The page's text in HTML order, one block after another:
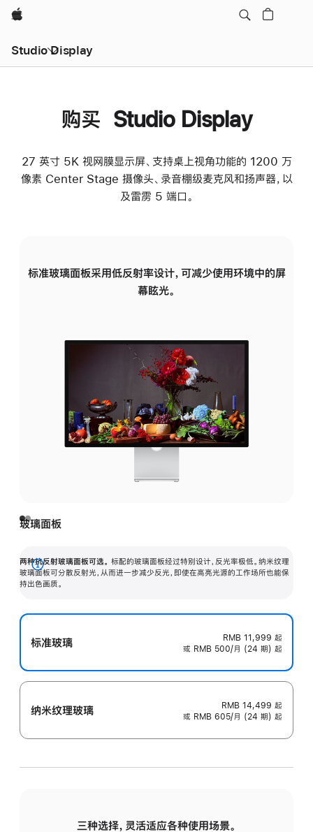
Apple
Studio Display
购买 Studio Display
27 英寸 5K 视网膜显示屏、支持桌上视角功能的 1200 万
像素 Center Stage 摄像头、录音棚级麦克风和扬声器，以
及雷雳 5 端口。
标准玻璃面板采用低反射率设计，可减少使用环境中的屏
幕眩光。
玻璃面板
两种抗反射玻璃面板可选。 标配的玻璃面板经过特别设计，反光率极低。纳米纹理
玻璃面板可分散反射光，从而进一步减少反光，即使在高亮光源的工作场所也能保
持出色画质。
展
开
标准玻璃 RMB 11,999 起
或 RMB 500/月 (24 期) 起
纳米纹理玻璃 RMB 14,499 起
或 RMB 605/月 (24 期) 起
三种选择，灵活适应各种使用场景。